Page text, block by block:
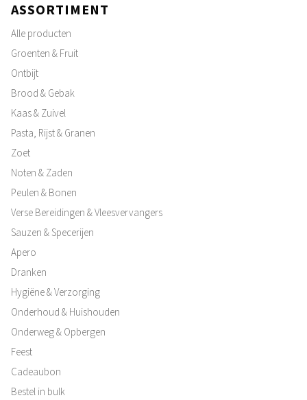
ASSORTIMENT
Alle producten
Groenten & Fruit
Ontbijt
Brood & Gebak
Kaas & Zuivel
Pasta, Rijst & Granen
Zoet
Noten & Zaden
Peulen & Bonen
Verse Bereidingen & Vleesvervangers
Sauzen & Specerijen
Apero
Dranken
Hygiëne & Verzorging
Onderhoud & Huishouden
Onderweg & Opbergen
Feest
Cadeaubon
Bestel in bulk